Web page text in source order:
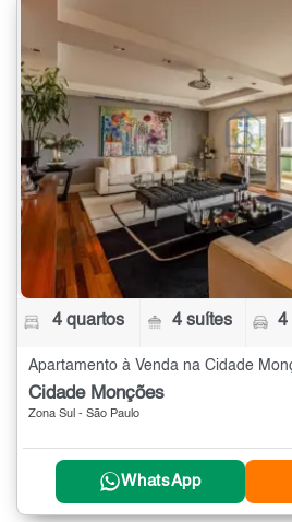
4 quartos 4 suítes 4
Cidade Monções
Zona Sul - São Paulo
WhatsApp